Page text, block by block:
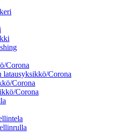
Corona
Corona
Corona
Corona